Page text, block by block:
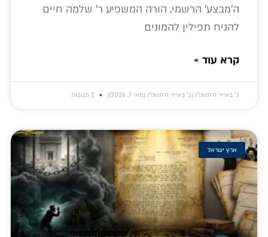
ה'מבצע' הרשמי, הורה המשפיע ר' שלמה חיים
להניח תפילין להמונים
קרא עוד »
כ׳ באייר ה׳תשפ״ו (כ׳ באייר ה׳תשפ״ו (מאי 7, 2026))
ארץ ישראל